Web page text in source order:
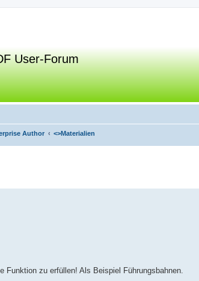
User-Forum
Author <>Materialien
Funktion zu erfüllen! Als Beispiel Führungsbahnen.